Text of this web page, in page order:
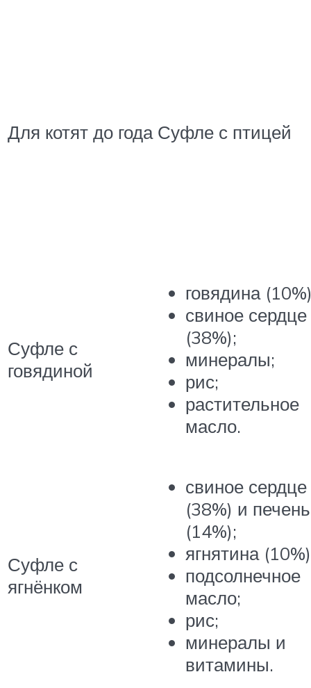
Для котят до года Суфле с птицей
Суфле с
говядиной
говядина
свиное сердце
(38%);
минералы;
рис;
растительное
масло.
Суфле с
ягнёнком
свиное сердце
(38%) и печень
(14%);
ягнятина
подсолнечное
масло;
рис;
минералы и
витамины.